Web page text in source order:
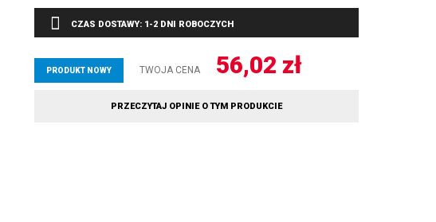
CZAS DOSTAWY: 1-2 DNI ROBOCZYCH
PRODUKT NOWY TWOJA CENA 56,02 zł
PRZECZYTAJ OPINIE O TYM PRODUKCIE